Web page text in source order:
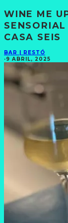
WINE ME
CASA SEIS
BAR | RESTÓ
·9 ABRIL, 2025